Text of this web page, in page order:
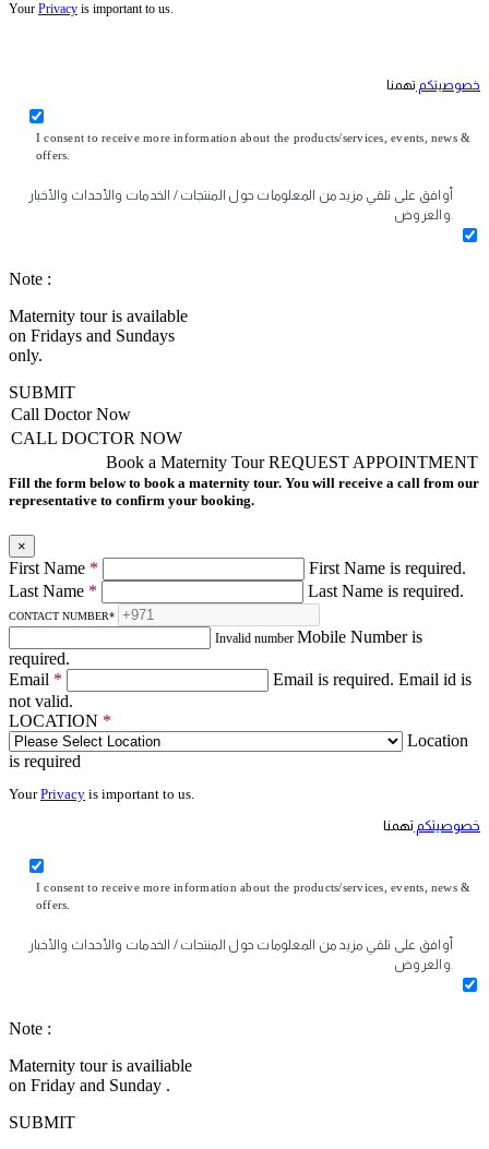
Your Privacy is important to us.
خصوصيتكم تهمنا
I consent to receive more information about the products/services, events, news &
offers.
أوافق على تلقي مزيد من المعلومات حول المنتجات / الخدمات والأحداث والأخبار
والعروض.
Note :
Maternity tour is available
on Fridays and Sundays
only.
SUBMIT
Call Doctor Now
CALL DOCTOR NOW
REQUEST APPOINTMENT
Book a Maternity Tour
Fill the form below to book a maternity tour. You will receive a call from our
representative to confirm your booking.
×
First Name *
First Name is required.
Last Name * Last Name is required.
CONTACT NUMBER*
Invalid number Mobile Number is
required.
Email * Email is required. Email id is
not valid.
LOCATION *
Location
is required
YourPrivacy is important to us.
خصوصيتكم تهمنا
I consent to receive more information about the products/services, events, news &
offers.
أوافق على تلقي مزيد من المعلومات حول المنتجات / الخدمات والأحداث والأخبار
Note :
Maternity tour is availiable
on Friday and Sunday .
SUBMIT